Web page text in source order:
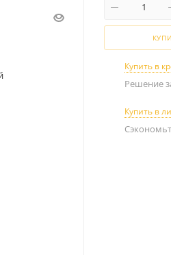
Купить в
Решение
Купить в